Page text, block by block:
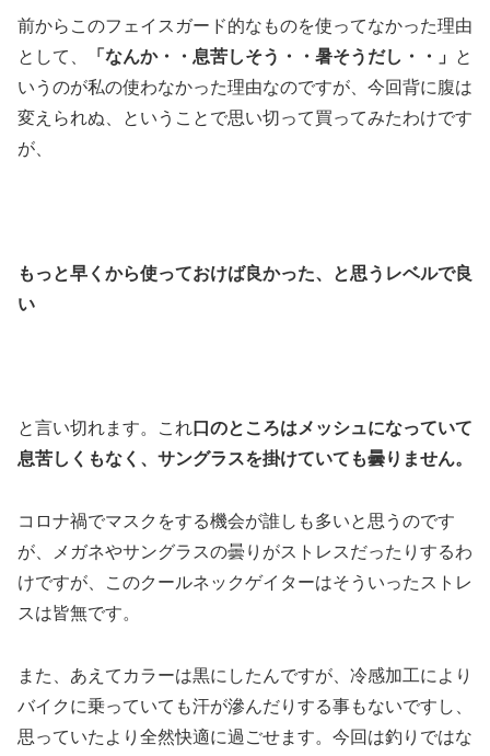
前からこのフェイスガード的なものを使ってなかった理由
として、
「なんか・・息苦しそう・・暑そうだし・・」
と
いうのが私の使わなかった理由なのですが、今回背に腹は
変えられぬ、ということで思い切って買ってみたわけです
が、
もっと早くから使っておけば良かった、と思うレベルで良
い
と言い切れます。これ口のところはメッシュになっていて
息苦しくもなく、サングラスを掛けていても曇りません。
コロナ禍でマスクをする機会が誰しも多いと思うのです
が、メガネやサングラスの曇りがストレスだったりするわ
けですが、このクールネックゲイターはそういったストレ
スは皆無です。
また、あえてカラーは黒にしたんですが、冷感加工により
バイクに乗っていても汗が滲んだりする事もないですし、
思っていたより全然快適に過ごせます。今回は釣りではな